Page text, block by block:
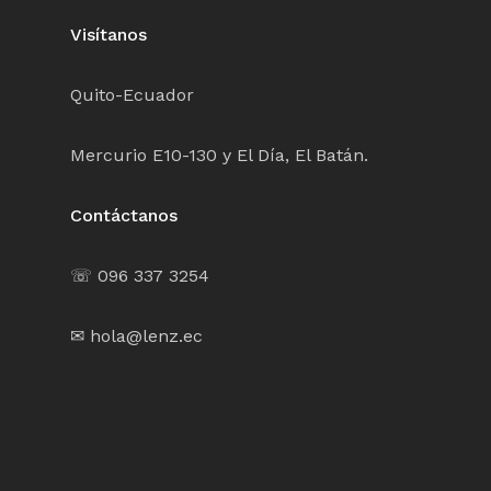
Visítanos
Quito-Ecuador
Mercurio E10-130 y El Día, El Batán.
Contáctanos
☏ 096 337 3254
✉ hola@lenz.ec